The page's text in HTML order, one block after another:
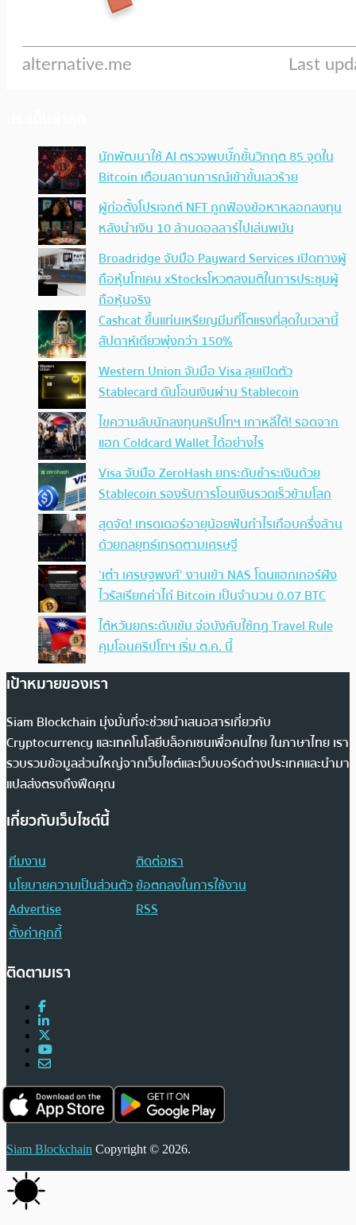
นักพัฒนาใช้ AI ตรวจพบบั๊กขั้นวิกฤต 85 จุดใน
Bitcoin เตือนสถานการณ์เข้าขั้นเลวร้าย
ผู้ก่อตั้งโปรเจกต์ NFT ถูกฟ้องข้อหาหลอกลงทุน
หลังนำเงิน 10 ล้านดอลลาร์ไปเล่นพนัน
Broadridge จับมือ Payward Services เปิดทางผู้
ถือหุ้นโทเคน xStocksโหวตลงมติในการประชุมผู้
ถือหุ้นจริง
Cashcat ขึ้นแท่นเหรียญมีมที่โตแรงที่สุดในเวลานี้
สัปดาห์เดียวพุ่งกว่า 150%
Western Union จับมือ Visa ลุยเปิดตัว
Stablecard ดันโอนเงินผ่าน Stablecoin
ไขความลับนักลงทุนคริปโทฯ เกาหลีใต้! รอดจาก
แฮก Coldcard Wallet ได้อย่างไร
Visa จับมือ ZeroHash ยกระดับชำระเงินด้วย
Stablecoin รองรับการโอนเงินรวดเร็วข้ามโลก
สุดจัด! เทรดเดอร์อายุน้อยฟันกำไรเกือบครึ่งล้าน
ด้วยกลยุทธ์เทรดตามเศรษฐี
‘เต๋า เศรษฐพงศ์’ งานเข้า NAS โดนแฮกเกอร์ฝัง
ไวรัสเรียกค่าไถ่ Bitcoin เป็นจำนวน 0.07 BTC
ไต้หวันยกระดับเข้ม จ่อบังคับใช้กฏ Travel Rule
คุมโอนคริปโทฯ เริ่ม ต.ค. นี้
เป้าหมายของเรา
Siam Blockchain มุ่งมั่นที่จะช่วยนำเสนอสารเกี่ยวกับ
Cryptocurrency และเทคโนโลยีบล็อกเชนเพื่อคนไทย ในภาษาไทย เรา
รวบรวมข้อมูลส่วนใหญ่จากเว็บไซต์และเว็บบอร์ดต่างประเทศและนำมา
แปลส่งตรงถึงฟีดคุณ
เกี่ยวกับเว็บไซต์นี้
ทีมงาน
ติดต่อเรา
นโยบายความเป็นส่วนตัวข้อตกลงในการใช้งาน
Advertise
RSS
ตั้งค่าคุกกี้
ติดตามเรา
Siam Blockchain Copyright © 2026.